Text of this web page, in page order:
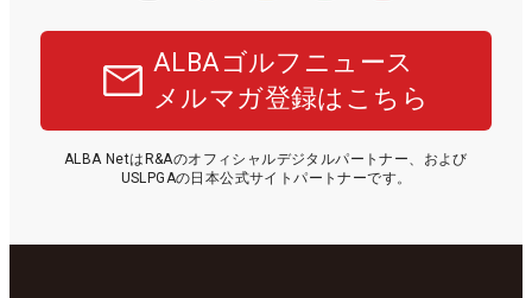
ALBAゴルフニュース
メルマガ登録はこちら
ALBA NetはR&Aのオフィシャルデジタルパートナー、および
USLPGAの日本公式サイトパートナーです。